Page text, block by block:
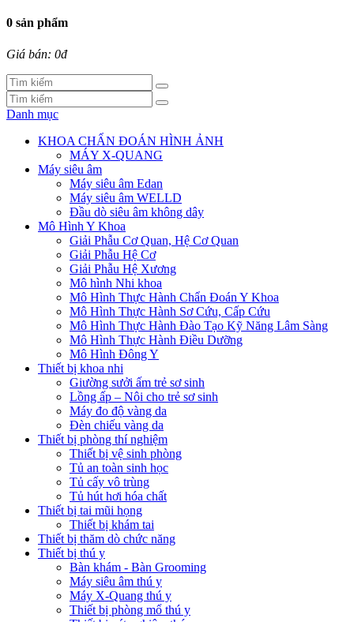
0 sản phẩm
Giá bán: 0đ
Danh mục
KHOA CHẨN ĐOÁN HÌNH ẢNH
MÁY X-QUANG
Máy siêu âm
Máy siêu âm Edan
Máy siêu âm WELLD
Đầu dò siêu âm không dây
Mô Hình Y Khoa
Giải Phẫu Cơ Quan, Hệ Cơ Quan
Giải Phẫu Hệ Cơ
Giải Phẫu Hệ Xương
Mô hình Nhi khoa
Mô Hình Thực Hành Chẩn Đoán Y Khoa
Mô Hình Thực Hành Sơ Cứu, Cấp Cứu
Mô Hình Thực Hành Đào Tạo Kỹ Năng Lâm Sàng
Mô Hình Thực Hành Điều Dưỡng
Mô Hình Đông Y
Thiết bị khoa nhi
Giường sưởi ấm trẻ sơ sinh
Lồng ấp – Nôi cho trẻ sơ sinh
Máy đo độ vàng da
Đèn chiếu vàng da
Thiết bị phòng thí nghiệm
Thiết bị vệ sinh phòng
Tủ an toàn sinh học
Tủ cấy vô trùng
Tủ hút hơi hóa chất
Thiết bị tai mũi họng
Thiết bị khám tai
Thiết bị thăm dò chức năng
Thiết bị thú y
Bàn khám - Bàn Grooming
Máy siêu âm thú y
Máy X-Quang thú y
Thiết bị phòng mổ thú y